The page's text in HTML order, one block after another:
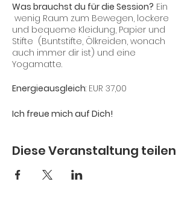
Was brauchst du für die Session? Ein
wenig Raum zum Bewegen, lockere
und bequeme Kleidung, Papier und
Stifte (Buntstifte, Ölkreiden, wonach
auch immer dir ist) und eine
Yogamatte.
Energieausgleich: EUR 37,00
Ich freue mich auf Dich!
Diese Veranstaltung teilen